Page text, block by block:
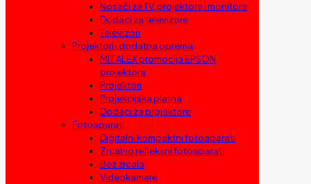
Nosači za TV, projektore i monitore
Dodaci za televizore
Televizori
Projektori i dodatna oprema
MIT ALEX promocija EPSON
projektora
Projektori
Projekcijska platna
Dodaci za projektore
Fotoaparati
Digitalni kompaktni fotoaparati
Zrcalno refleksni fotoaparati
Bez zrcala
Videokamere